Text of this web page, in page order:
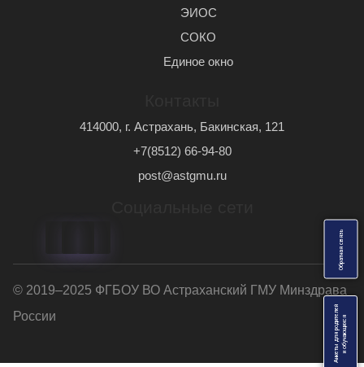
О
б
р
а
т
н
а
я
с
в
я
з
ь
Анкеты для родителей иобучающихс
я
ЭИОС
СОКО
Единое окно
414000, г. Астрахань, Бакинская, 121
+7(8512) 66-94-80
post@astgmu.ru
© 2019–2025 ФГБОУ ВО Астраханский ГМУ Минздрава
России